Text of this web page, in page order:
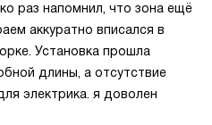
раз напомнил, что зона ещё
аккуратно вписался в
Установка прошла
длины, а отсутствие
электрика. я доволен